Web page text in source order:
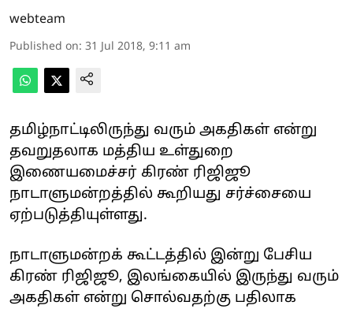
webteam
Published on: 31 Jul 2018, 9:11 am
தமிழ்நாட்டிலிருந்து வரும் அகதிகள் என்று
தவறுதலாக மத்திய உள்துறை
இணையமைச்சர் கிரண் ரிஜிஜூ
நாடாளுமன்றத்தில் கூறியது சர்ச்சையை
ஏற்படுத்தியுள்ளது.
நாடாளுமன்றக் கூட்டத்தில் இன்று பேசிய
கிரண் ரிஜிஜூ, இலங்கையில் இருந்து வரும்
அகதிகள் என்று சொல்வதற்கு பதிலாக